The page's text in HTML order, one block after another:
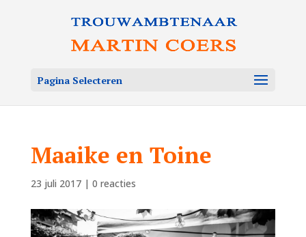
Pagina Selecteren
Maaike en Toine
23 juli 2017| 0 reacties